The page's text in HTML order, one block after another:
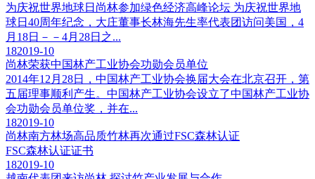
为庆祝世界地球日尚林参加绿色经济高峰论坛 为庆祝世界地
球日40周年纪念，大庄董事长林海先生率代表团访问美国，4
月18日－－4月28日之...
182019-10
尚林荣获中国林产工业协会功勋会员单位
2014年12月28日，中国林产工业协会换届大会在北京召开，第
五届理事顺利产生。中国林产工业协会设立了中国林产工业协
会功勋会员单位奖，并在...
182019-10
尚林南方林场高品质竹林再次通过FSC森林认证
FSC森林认证证书
182019-10